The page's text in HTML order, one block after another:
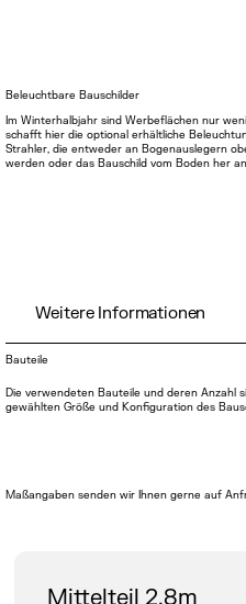
Im Winterhalbjahr sind Werbeflächen nur
schafft hier die optional erhältliche
Strahler, die entweder an Bogenauslegern
werden oder das Bauschild vom Boden her
Beleuchtbare Bauschilder
Weitere Informationen
Die verwendeten Bauteile und deren Anzahl
gewählten Größe und Konfiguration des
Bauteile
Maßangaben senden wir Ihnen gerne auf
Mittelteil 2,8m